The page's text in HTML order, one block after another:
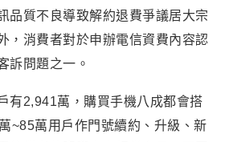
品質不良導致解約退費爭議居大宗
， 消費者對於申辦電信資費內容認
訴問題之一。
有2,941萬 ， 購買手機八成都會搭
~85萬用戶作門號續約 、升級、新